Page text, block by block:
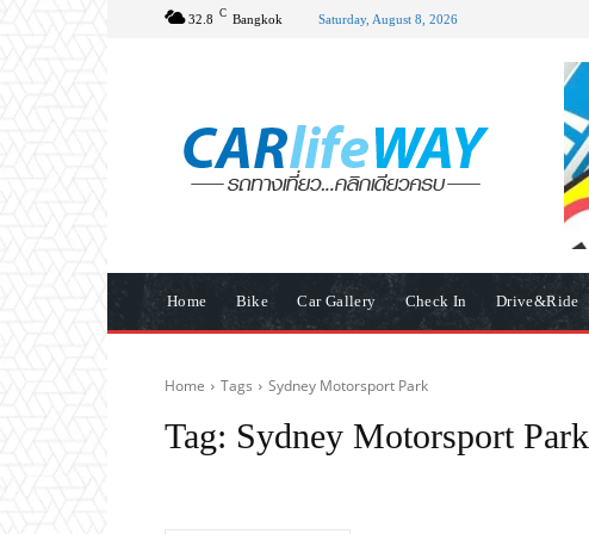
32.8 C Bangkok Saturday, August 8, 2026
Home Bike Car Gallery Check In Drive&Ride
Home Tags Sydney Motorsport Park
Tag: Sydney Motorsport Park